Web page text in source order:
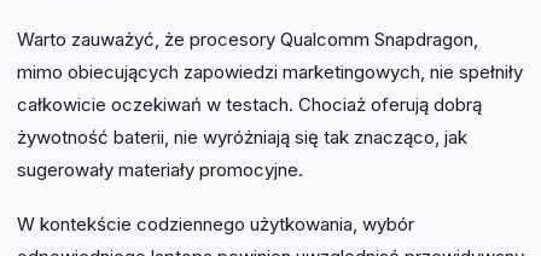
Warto zauważyć, że procesory Qualcomm Snapdragon,
mimo obiecujących zapowiedzi marketingowych, nie spełniły
całkowicie oczekiwań w testach. Chociaż oferują dobrą
żywotność baterii, nie wyróżniają się tak znacząco, jak
sugerowały materiały promocyjne.
W kontekście codziennego użytkowania, wybór